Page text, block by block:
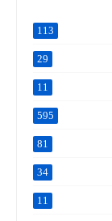
113
29
11
595
81
34
11